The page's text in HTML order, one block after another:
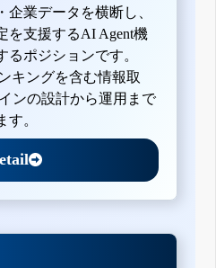
企業データを横断し、
を支援するAI Agent機
るポジションです。
キングを含む情報取
ンの設計から運用まで
す。